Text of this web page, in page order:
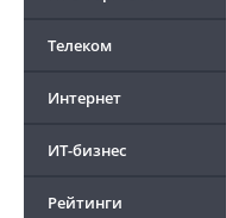
Телеком
Интернет
ИТ-бизнес
Рейтинги